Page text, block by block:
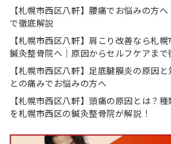
【札幌市西区八軒】腰痛でお悩みの方
で徹底解説
【札幌市西区八軒】肩こり改善なら札
鍼灸整骨院へ｜原因からセルフケアまで
【札幌市西区八軒】足底腱膜炎の原因
との痛みでお悩みの方へ
【札幌市西区八軒】頭痛の原因とは？
を札幌市西区の鍼灸整骨院が解説！